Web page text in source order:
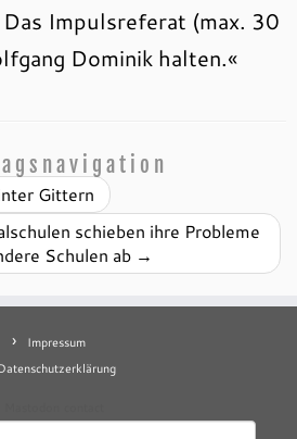
Impulsreferat (max. 30
Dominik halten.«
Gittern
schieben ihre Probleme
Schulen ab →
Impressum